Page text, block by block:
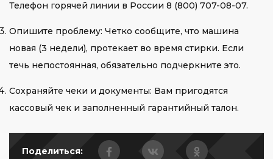
Телефон горячей линии в России 8 (800) 707-08-07.
Опишите проблему: Четко сообщите, что машина
новая (3 недели), протекает во время стирки. Если
течь непостоянная, обязательно подчеркните это.
Сохраняйте чеки и документы: Вам пригодятся
кассовый чек и заполненный гарантийный талон.
Поделиться: